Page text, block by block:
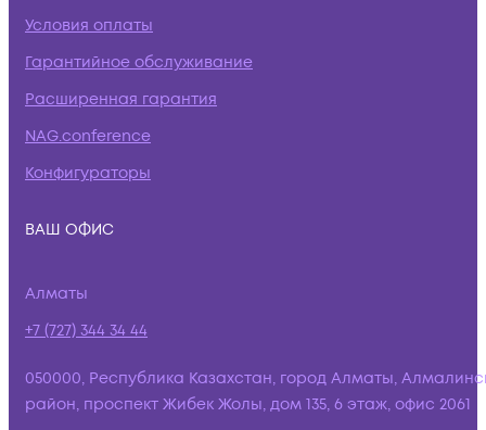
Условия оплаты
Гарантийное обслуживание
Расширенная гарантия
NAG.conference
Конфигураторы
ВАШ ОФИС
Алматы
+7 (727) 344 34 44
050000, Республика Казахстан, город Алматы,
район, проспект Жибек Жолы, дом 135, 6 этаж, офис 2061